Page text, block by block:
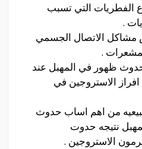
الفطريات التي تسبب
.
مشاكل الاتصال الجسمي
.
ظهور في المهبل عند
الاستروجين في
من اهم اساب حدوث
نتيجه حدوت
الاستروجين .